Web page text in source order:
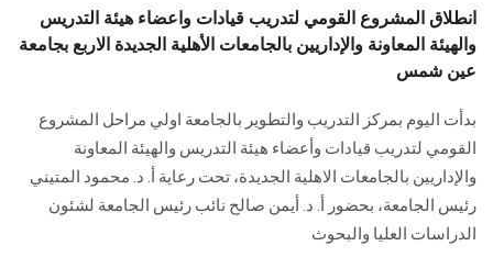
انطلاق المشروع القومي لتدريب قيادات واعضاء هيئة التدريس
والهيئة المعاونة والإداريين بالجامعات الأهلية الجديدة الاربع بجامعة
عين شمس
بدأت اليوم بمركز التدريب والتطوير بالجامعة اولي مراحل المشروع
القومي لتدريب قيادات وأعضاء هيئة التدريس والهيئة المعاونة
والإداريين بالجامعات الاهلية الجديدة، تحت رعاية أ. د. محمود المتيني
رئيس الجامعة، بحضور أ. د. أيمن صالح نائب رئيس الجامعة لشئون
الدراسات العليا والبحوث